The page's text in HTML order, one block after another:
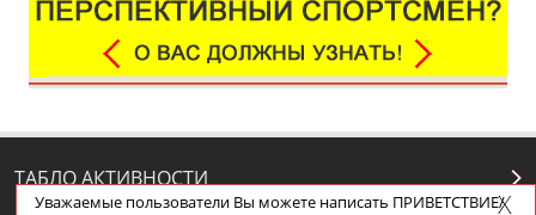
ТАБЛО АКТИВНОСТИ
Уважаемые пользователи Вы можете написать ПРИВЕТСТВИЕ/